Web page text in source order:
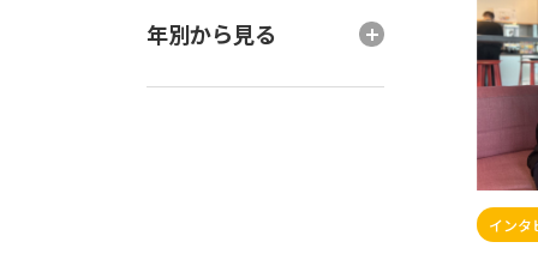
年別から見る